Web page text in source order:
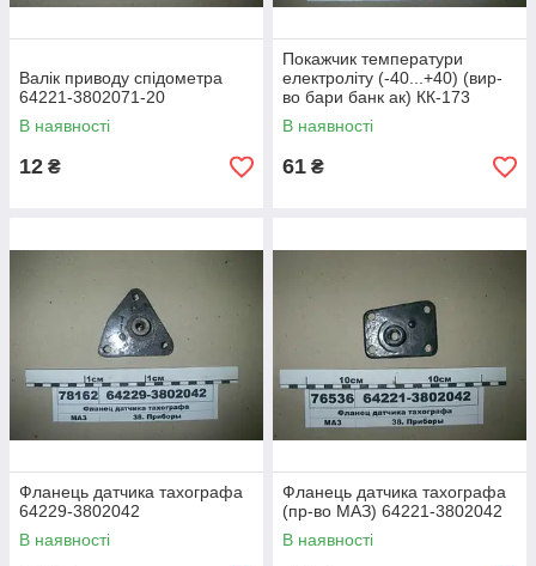
Валік приводу спідометра
64221-3802071-20
В наявності
12 ₴
Покажчик температури
електроліту (-40...+40) (вир-
во бари банк ак) КК-173
В наявності
61 ₴
Фланець датчика тахографа
64229-3802042
В наявності
Фланець датчика тахографа
(пр-во МАЗ) 64221-3802042
В наявності